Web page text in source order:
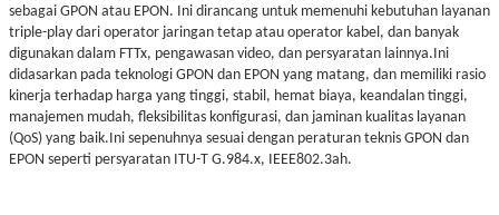
sebagai GPON atau EPON. Ini dirancang untuk memenuhi kebutuhan layanan
triple-play dari operator jaringan tetap atau operator kabel, dan banyak
digunakan dalam FTTx, pengawasan video, dan persyaratan lainnya.Ini
didasarkan pada teknologi GPON dan EPON yang matang, dan memiliki rasio
kinerja terhadap harga yang tinggi, stabil, hemat biaya, keandalan tinggi,
manajemen mudah, fleksibilitas konfigurasi, dan jaminan kualitas layanan
(QoS) yang baik.Ini sepenuhnya sesuai dengan peraturan teknis GPON dan
EPON seperti persyaratan ITU-T G.984.x, IEEE802.3ah.